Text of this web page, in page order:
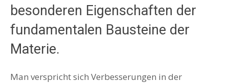
besonderen Eigenschaften der
fundamentalen Bausteine der
Materie.
Man verspricht sich Verbesserungen in der